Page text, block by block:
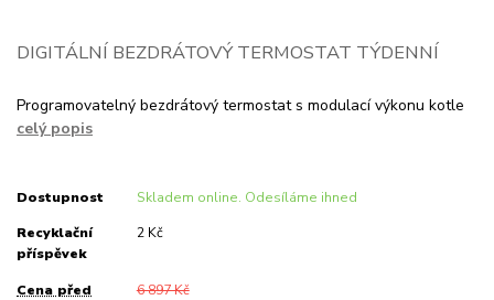
DIGITÁLNÍ BEZDRÁTOVÝ TERMOSTAT TÝDENNÍ
Programovatelný bezdrátový termostat s modulací výkonu kotle
celý popis
Dostupnost Skladem online. Odesíláme ihned
Recyklační
příspěvek
2 Kč
Cena před
6 897 Kč